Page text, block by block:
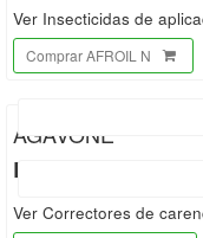
Ver Insecticidas de
Comprar AFROIL N
AGAVONE
Bioera
Ver Correctores de